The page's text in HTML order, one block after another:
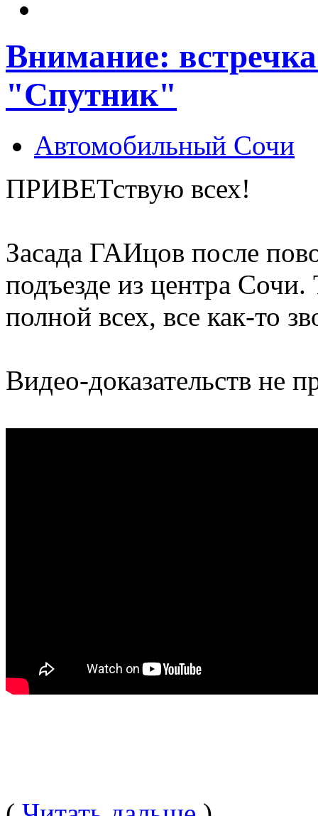
Внимание:
"Спутник"
Автомобильный Сочи
ПРИВЕТствую всех!
Засада ГАИцов после
подъезде из центра
полной всех, все как-то
Видео-доказательств не